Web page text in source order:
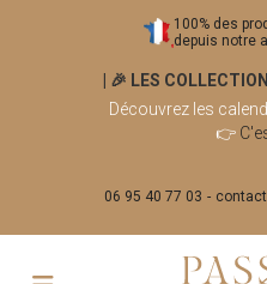
100% des
depuis notre
| 🎉 LES
Découvrez les
👉
06 95 40 77 03